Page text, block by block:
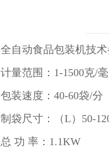
全自动食品包装机技
计量范围：1-1500克/
包装速度：40-60袋/分
制袋尺寸：（L）50-
总 功 率：1.1KW